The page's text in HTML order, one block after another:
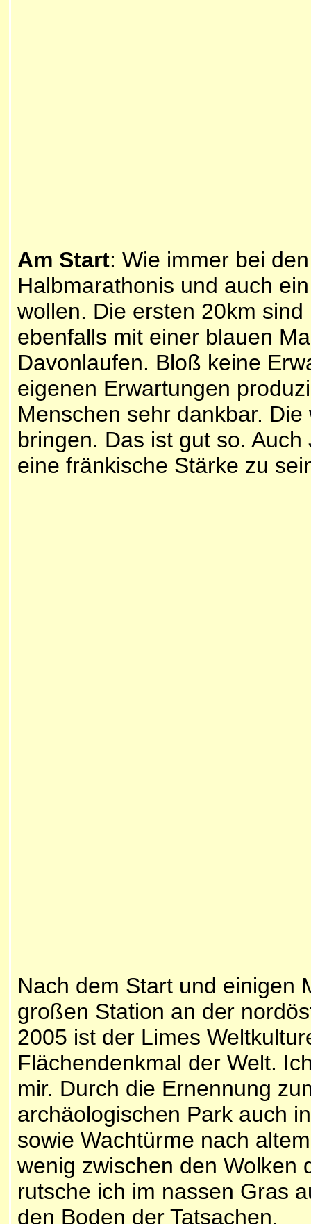
Am Start: Wie immer bei
Halbmarathonis und auch
wollen. Die ersten 20km
ebenfalls mit einer blauen
Davonlaufen. Bloß keine
eigenen Erwartungen
Menschen sehr dankbar.
bringen. Das ist gut so.
eine fränkische Stärke zu
Nach dem Start und einigen
großen Station an der
2005 ist der Limes
Flächendenkmal der Welt.
mir. Durch die Ernennung
archäologischen Park auch
sowie Wachtürme nach
wenig zwischen den Wolken
rutsche ich im nassen Gras
den Boden der Tatsachen.